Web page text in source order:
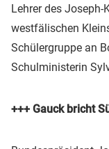
Lehrer des
westfälischen
Schülergruppe an
Schulministerin
+++ Gauck bricht